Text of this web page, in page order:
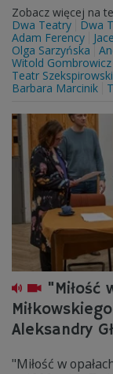
Zobacz więcej na
Dwa Teatry
Dwa
Adam Ferency
Olga Sarzyńska
Witold Gombrowicz
Teatr
Barbara Marcinik
"Miłość
Aleksandry
"Miłość w